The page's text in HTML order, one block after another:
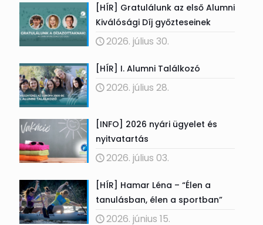
[HÍR] Gratulálunk az első Alumni
Kiválósági Díj győzteseinek
2026. július 30.
[HÍR] I. Alumni Találkozó
2026. július 28.
[INFO] 2026 nyári ügyelet és
nyitvatartás
2026. július 03.
[HÍR] Hamar Léna – “Élen a
tanulásban, élen a sportban”
2026. június 15.